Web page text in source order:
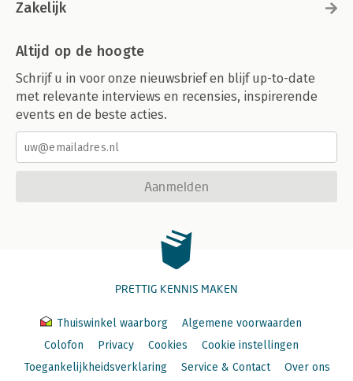
Zakelijk
Altijd op de hoogte
Schrijf u in voor onze nieuwsbrief en blijf up-to-date
met relevante interviews en recensies, inspirerende
events en de beste acties.
Aanmelden
PRETTIG KENNIS MAKEN
Thuiswinkel waarborg
Algemene voorwaarden
Colofon
Privacy Cookies
Cookie instellingen
Toegankelijkheidsverklaring
Service & Contact Over ons